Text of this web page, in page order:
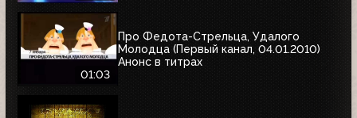
01:03
Про Федота-Стрельца, Удалого
Молодца (Первый канал, 04.01.2010)
Анонс в титрах